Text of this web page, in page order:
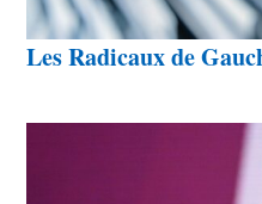
Les Radicaux de